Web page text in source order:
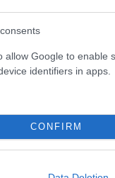
allow Google to enable
identifiers in apps.
CONFIRM
καιρού